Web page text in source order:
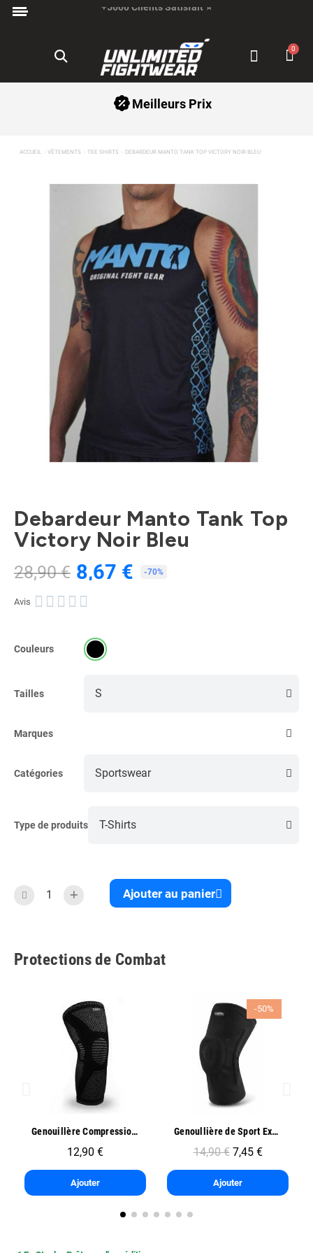
Meilleurs Prix
ACCUEIL VÊTEMENTS TEE SHIRTS DEBARDEUR MANTO TANK TOP VICTORY NOIR BLEU
Debardeur Manto Tank Top
Victory Noir Bleu
28,90 € 8,67 € -70%
Avis     
Couleurs
Tailles
Marques
Catégories
Type de produits
Ajouter au panier
Protections de Combat
Aperçu rapide Genouillère Compression Sport - Oben
12,90 €
Ajouter
Aperçu rapide
-50%
Genoullière de Sport Exo One - Oben
14,90 € 7,45 €
Ajouter